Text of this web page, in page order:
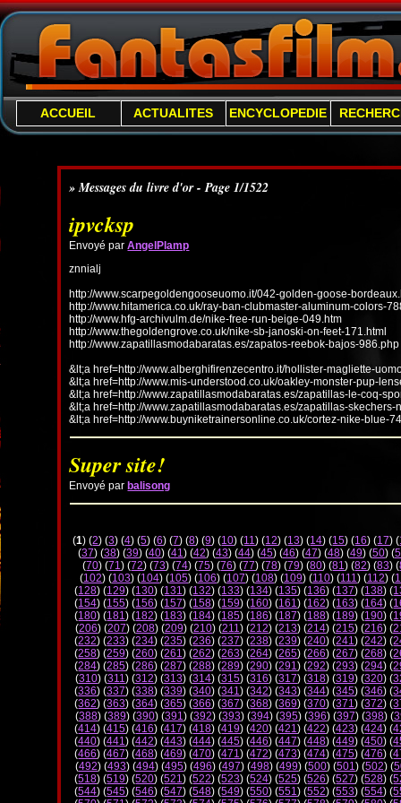
ACCUEIL ACTUALITES ENCYCLOPEDIE
» Messages du livre d'or - Page 1/1522
ipvcksp
Envoyé parAngelPlamp
znnialj
http://www.scarpegoldengooseuomo.it/042-golden-goose-
http://www.hitamerica.co.uk/ray-ban-clubmaster-aluminum-colors-
http://www.hfg-archivulm.de/nike-free-run-beige-049.htm
http://www.thegoldengrove.co.uk/nike-sb-janoski-on-feet-171.html
http://www.zapatillasmodabaratas.es/zapatos-reebok-bajos-986.php
&lt;a href=http://www.alberghifirenzecentro.it/hollister-magliette-
&lt;a href=http://www.mis-understood.co.uk/oakley-monster-pup-
&lt;a href=http://www.zapatillasmodabaratas.es/zapatillas-le-coq-
&lt;a href=http://www.zapatillasmodabaratas.es/zapatillas-
&lt;a href=http://www.buyniketrainersonline.co.uk/cortez-nike-blue-
Super site!
Envoyé par balisong
(1) (2) (3) (4) (5) (6) (7) (8) (9) (10) (11) (12) (13) (14) (15) (16) (17) (
(37) (38) (39) (40) (41) (42) (43) (44) (45) (46) (47) (48) (49) (50) (
(70) (71) (72) (73) (74) (75) (76) (77) (78) (79) (80) (81) (82) (83) (
(102) (103) (104) (105) (106) (107) (108) (109) (110) (111) (112) (
(128) (129) (130) (131) (132) (133) (134) (135) (136) (137) (138) (
(154) (155) (156) (157) (158) (159) (160) (161) (162) (163) (164) (
(180) (181) (182) (183) (184) (185) (186) (187) (188) (189) (190) (
(206) (207) (208) (209) (210) (211) (212) (213) (214) (215) (216) (
(232) (233) (234) (235) (236) (237) (238) (239) (240) (241) (242) (
(258) (259) (260) (261) (262) (263) (264) (265) (266) (267) (268) (
(284) (285) (286) (287) (288) (289) (290) (291) (292) (293) (294) (
(310) (311) (312) (313) (314) (315) (316) (317) (318) (319) (320) (
(336) (337) (338) (339) (340) (341) (342) (343) (344) (345) (346) (
(362) (363) (364) (365) (366) (367) (368) (369) (370) (371) (372) (
(388) (389) (390) (391) (392) (393) (394) (395) (396) (397) (398) (
(414) (415) (416) (417) (418) (419) (420) (421) (422) (423) (424) (
(440) (441) (442) (443) (444) (445) (446) (447) (448) (449) (450) (
(466) (467) (468) (469) (470) (471) (472) (473) (474) (475) (476) (
(492) (493) (494) (495) (496) (497) (498) (499) (500) (501) (502) (
(518) (519) (520) (521) (522) (523) (524) (525) (526) (527) (528) (
(544) (545) (546) (547) (548) (549) (550) (551) (552) (553) (554) (